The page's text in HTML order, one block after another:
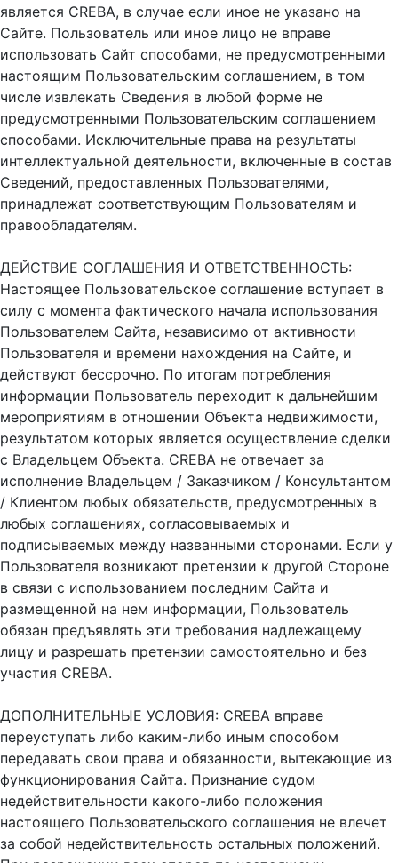
является CREBA, в случае если иное не указано на
Сайте. Пользователь или иное лицо не вправе
использовать Сайт способами, не предусмотренными
настоящим Пользовательским соглашением, в том
числе извлекать Сведения в любой форме не
предусмотренными Пользовательским соглашением
способами. Исключительные права на результаты
интеллектуальной деятельности, включенные в состав
Сведений, предоставленных Пользователями,
принадлежат соответствующим Пользователям и
правообладателям.
ДЕЙСТВИЕ СОГЛАШЕНИЯ И ОТВЕТСТВЕННОСТЬ:
Настоящее Пользовательское соглашение вступает в
силу с момента фактического начала использования
Пользователем Сайта, независимо от активности
Пользователя и времени нахождения на Сайте, и
действуют бессрочно. По итогам потребления
информации Пользователь переходит к дальнейшим
мероприятиям в отношении Объекта недвижимости,
результатом которых является осуществление сделки
с Владельцем Объекта. CREBA не отвечает за
исполнение Владельцем / Заказчиком / Консультантом
/ Клиентом любых обязательств, предусмотренных в
любых соглашениях, согласовываемых и
подписываемых между названными сторонами. Если у
Пользователя возникают претензии к другой Стороне
в связи с использованием последним Сайта и
размещенной на нем информации, Пользователь
обязан предъявлять эти требования надлежащему
лицу и разрешать претензии самостоятельно и без
участия CREBA.
ДОПОЛНИТЕЛЬНЫЕ УСЛОВИЯ: CREBA вправе
переуступать либо каким-либо иным способом
передавать свои права и обязанности, вытекающие из
функционирования Сайта. Признание судом
недействительности какого-либо положения
настоящего Пользовательского соглашения не влечет
за собой недействительность остальных положений.